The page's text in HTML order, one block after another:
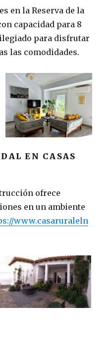
en la Reserva de la
capacidad para 8
para disfrutar
las comodidades.
EN CASAS
ofrece
en un ambiente
www.casaruraleln